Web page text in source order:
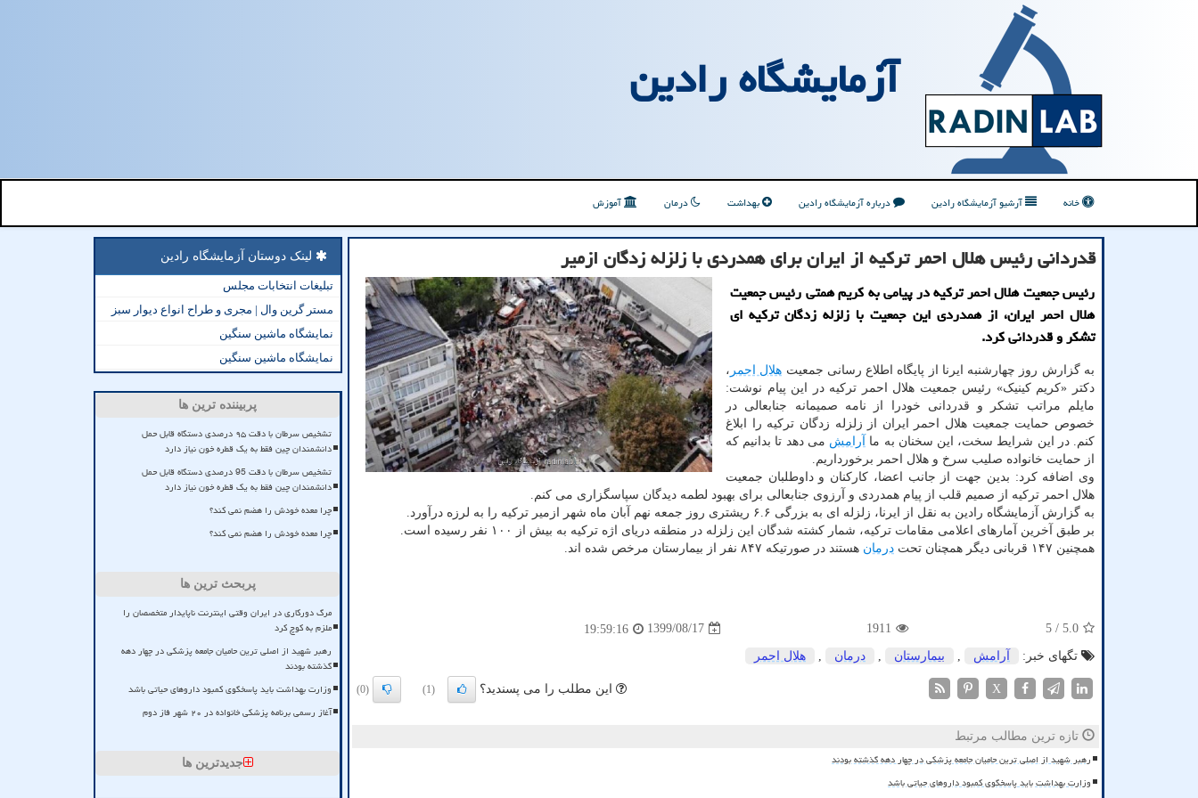
آزمایشگاه رادین
خانه آرشیو آزمایشگاه رادین درباره آزمایشگاه رادین بهداشت درمان آموزش
قدردانی رئیس هلال احمر تركیه از ایران برای همدردی با زلزله زدگان ازمیر
رئیس جمعیت هلال احمر تركیه در پیامی به كریم همتی رئیس جمعیت
هلال احمر ایران، از همدردی این جمعیت با زلزله زدگان تركیه ای
تشكر و قدردانی كرد.
به گزارش روز چهارشنبه ایرنا از پایگاه اطلاع رسانی جمعیت هلال احمر ،
دکتر «کریم کینیک» رئیس جمعیت هلال احمر ترکیه در این پیام نوشت:
مایلم مراتب تشکر و قدردانی خودرا از نامه صمیمانه جنابعالی در
خصوص حمایت جمعیت هلال احمر ایران از زلزله زدگان ترکیه را ابلاغ
کنم. در این شرایط سخت، این سخنان به ما
آرامش می دهد تا بدانیم که
از حمایت خانواده صلیب سرخ و هلال احمر برخورداریم.
وی اضافه کرد: بدین جهت از جانب اعضا، کارکنان و داوطلبان جمعیت
هلال احمر ترکیه از صمیم قلب از پیام همدردی و آرزوی جنابعالی برای بهبود لطمه دیدگان سپاسگزاری می کنم.
به گزارش آزمایشگاه رادین به نقل از ایرنا، زلزله ای به بزرگی ۶.۶ ریشتری روز جمعه نهم آبان ماه شهر ازمیر ترکیه را به لرزه درآورد.
بر طبق آخرین آمارهای اعلامی مقامات ترکیه، شمار کشته شدگان این زلزله در منطقه دریای اژه ترکیه به بیش از ۱۰۰ نفر رسیده است.
همچنین ۱۴۷ قربانی دیگر همچنان تحت
درمان هستند در صورتیکه ۸۴۷ نفر از بیمارستان مرخص شده اند.
5.0
/ 5
1911
1399/08/17
19:59:16
تگهای خبر:
آرامش بیمارستان درمان هلال احمر
X این مطلب را می پسندید؟ (1)
(0)
تازه ترین مطالب مرتبط
رهبر شهید از اصلی ترین حامیان جامعه پزشکی در چهار دهه گذشته بودند
وزارت بهداشت باید پاسخگوی کمبود داروهای حیاتی باشد
لینک دوستان آزمایشگاه رادین
تبلیغات انتخابات مجلس
مستر گرین وال | مجری و طراح انواع دیوار سبز
نمایشگاه ماشین سنگین
نمایشگاه ماشین سنگین
پربیننده ترین ها
تشخیص سرطان با دقت ۹۵ درصدی دستگاه قابل حمل
دانشمندان چین فقط به یک قطره خون نیاز دارد
تشخیص سرطان با دقت 95 درصدی دستگاه قابل حمل
دانشمندان چین فقط به یک قطره خون نیاز دارد
چرا معده خودش را هضم نمی کند؟
چرا معده خودش را هضم نمی کند؟
پربحث ترین ها
مرگ دورکاری در ایران وقتی اینترنت ناپایدار متخصصان را
ملزم به کوچ کرد
رهبر شهید از اصلی ترین حامیان جامعه پزشکی در چهار دهه
گذشته بودند
وزارت بهداشت باید پاسخگوی کمبود داروهای حیاتی باشد
آغاز رسمی برنامه پزشکی خانواده در ۲۰ شهر فاز دوم
جدیدترین ها